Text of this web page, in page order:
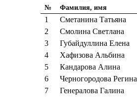
№ Фамилия, имя
1 Сметанина Татьяна
2
Смолина Светлана
3
Губайдуллина Елена
4
Хафизова Альбина
5
Кандарова Алина
6
Черногородова Регина
7
Генералова Галина